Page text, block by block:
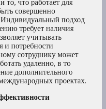
что работает для
совершенно
подход
требует наличия
учитывать
и потребности
сотруднику может
удаленно, в то
дополнительного
проектах.